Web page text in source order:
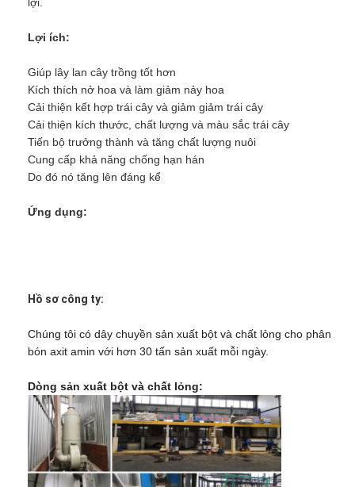
lợi.
Lợi ích:
Giúp lây lan cây trồng tốt hơn
Kích thích nở hoa và làm giảm nảy hoa
Cải thiện kết hợp trái cây và giảm giảm trái cây
Cải thiện kích thước, chất lượng và màu sắc trái cây
Tiến bộ trưởng thành và tăng chất lượng nuôi
Cung cấp khả năng chống hạn hán
Do đó nó tăng lên đáng kể
Ứng dụng:
Hồ sơ công ty:
Chúng tôi có dây chuyền sản xuất bột và chất lỏng cho phân
bón axit amin với hơn 30 tấn sản xuất mỗi ngày.
Dòng sản xuất bột và chất lỏng: